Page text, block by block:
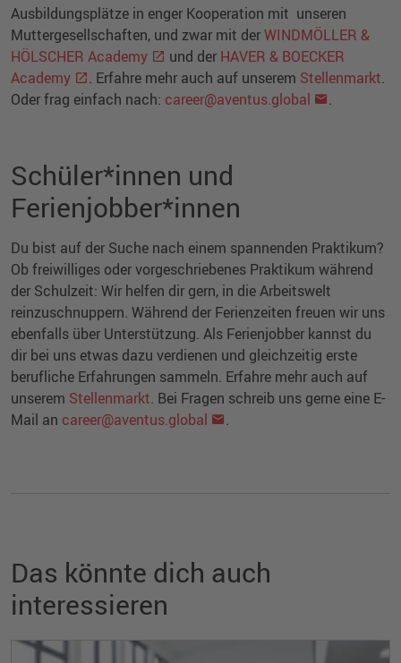
Ausbildungsplätze in enger Kooperation mit unseren
Muttergesellschaften, und zwar mit derWINDMÖLLER &
HÖLSCHER Academy
und der HAVER & BOECKER
Academy
. Erfahre mehr auch auf unserem Stellenmarkt.
Oder frag einfach nach: career@aventus.global .
Schüler*innen und
Ferienjobber*innen
Du bist auf der Suche nach einem spannenden Praktikum?
Ob freiwilliges oder vorgeschriebenes Praktikum während
der Schulzeit: Wir helfen dir gern, in die Arbeitswelt
reinzuschnuppern. Während der Ferienzeiten freuen wir uns
ebenfalls über Unterstützung. Als Ferienjobber kannst du
dir bei uns etwas dazu verdienen und gleichzeitig erste
berufliche Erfahrungen sammeln. Erfahre mehr auch auf
unserem Stellenmarkt. Bei Fragen schreib uns gerne eine E-
Mail an career@aventus.global .
Das könnte dich auch
interessieren